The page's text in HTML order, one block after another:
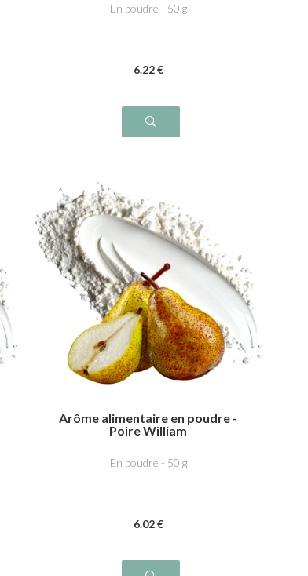
En poudre - 50 g
6.22€
Arôme alimentaire en poudre -
Poire William
En poudre - 50 g
6.02€